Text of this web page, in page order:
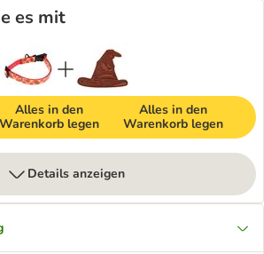
es mit
Alles in den
Warenkorb legen
Alles in den
Warenkorb legen
Details anzeigen